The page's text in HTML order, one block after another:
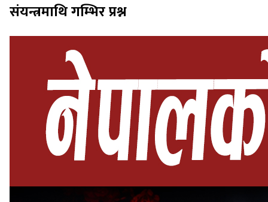
संयन्त्रमाथि गम्भिर प्रश्न